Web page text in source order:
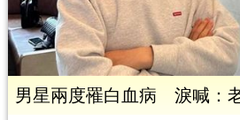
男星兩度罹白血病 淚喊：